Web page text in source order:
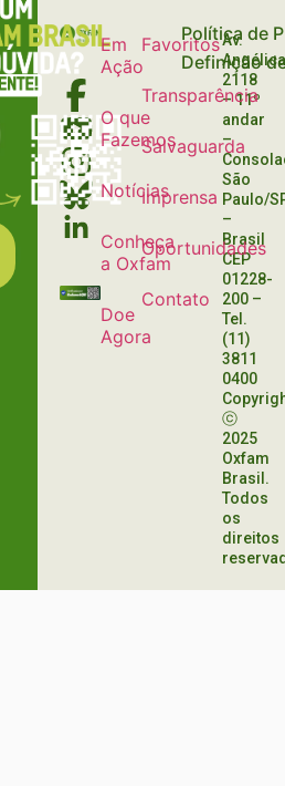
HUMANOS
Em
Ação
O que
Fazemos
Notícias
Conheça
a Oxfam
Doe
Agora
Favoritos
Transparência
Salvaguarda
Imprensa
Oportunidades
Contato
Política de
Definição
Av.
2118
– 11º
andar
–
São
Paulo/
–
Brasil
CEP
01228-
200 –
Tel.
(11)
3811
0400
ⓒ
2025
Oxfam
Brasil.
Todos
os
direitos